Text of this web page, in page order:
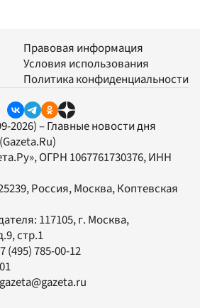
Правовая информация
Условия использования
Политика конфиденциальности
2026) – Главные новости дня
(Gazeta.Ru)
, ОГРН 1067761730376, ИНН
Россия, Москва, Коптевская
117105, г. Москва,
стр.1
(495) 785-00-12
gazeta@gazeta.ru